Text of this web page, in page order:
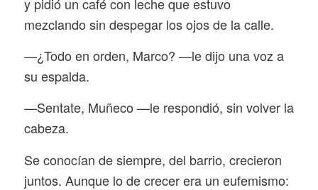
mezclando sin despegar los ojos de la calle.
—¿Todo en orden, Marco? —le dijo una voz a
su espalda.
—Sentate, Muñeco —le respondió, sin volver la
cabeza.
Se conocían de siempre, del barrio, crecieron
juntos. Aunque lo de crecer era un eufemismo: